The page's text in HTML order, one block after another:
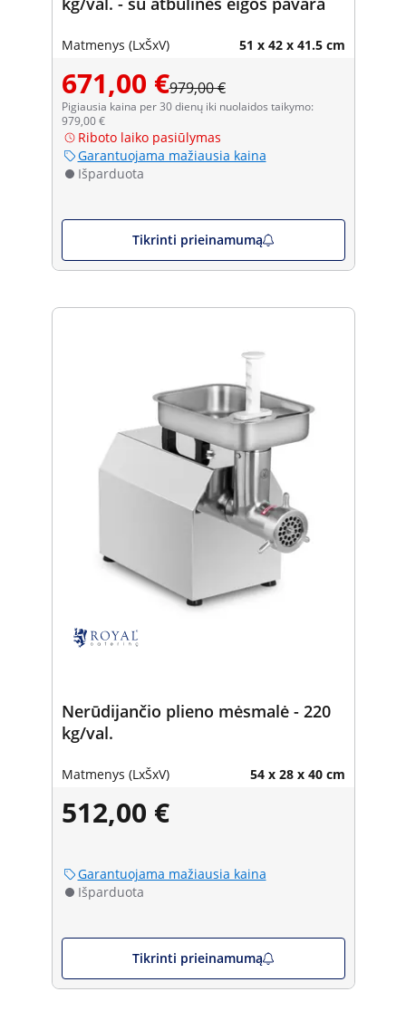
Matmenys (LxŠxV) 51 x 42 x 41.5 cm
671,00 €979,00 €
Pigiausia kaina per 30 dienų iki nuolaidos taikymo:
979,00 €
Riboto laiko pasiūlymas
Garantuojama mažiausia kaina
Išparduota
Tikrinti prieinamumą
Nerūdijančio plieno mėsmalė - 220
kg/val.
Matmenys (LxŠxV) 54 x 28 x 40 cm
512,00 €
Garantuojama mažiausia kaina
Išparduota
Tikrinti prieinamumą